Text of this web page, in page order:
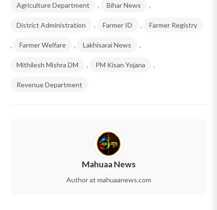
Agriculture Department
, Bihar News ,
District Administration , Farmer ID , Farmer Registry
, Farmer Welfare , Lakhisarai News ,
Mithilesh Mishra DM , PM Kisan Yojana ,
Revenue Department
Mahuaa News
Author at mahuaanews.com